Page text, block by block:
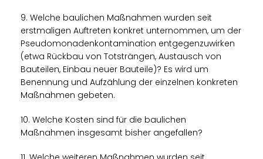
9. Welche baulichen Maßnahmen wurden seit
erstmaligen Auftreten konkret unternommen, um der
Pseudomonadenkontamination entgegenzuwirken
(etwa Rückbau von Totsträngen, Austausch von
Bauteilen, Einbau neuer Bauteile)? Es wird um
Benennung und Aufzählung der einzelnen konkreten
Maßnahmen gebeten.
10. Welche Kosten sind für die baulichen
Maßnahmen insgesamt bisher angefallen?